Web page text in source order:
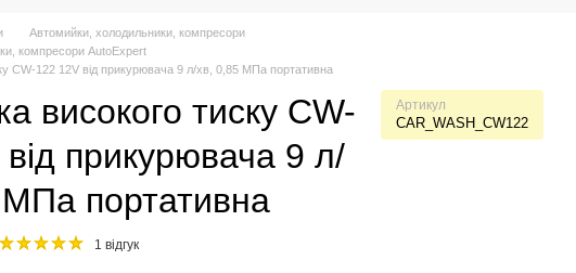
Автомийки, холодильники, компресори
компресори AutoExpert
CW-122 12V від прикурювача 9 л/хв, 0,85 МПа портативна
високого тиску CW-
прикурювача 9 л/
портативна
Артикул
CAR_WASH_CW122
1 відгук